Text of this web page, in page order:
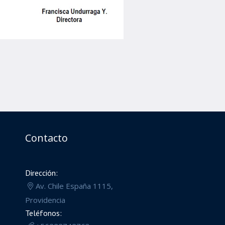
Contacto
Dirección:
Av. Chile España 1115,
Providencia
Teléfonos: